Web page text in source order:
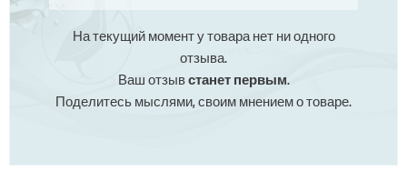
На текущий момент у товара нет ни одного
отзыва.
Ваш отзывстанет первым.
Поделитесь мыслями, своим мнением о товаре.